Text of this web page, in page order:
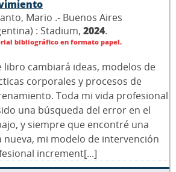
Mario .- Buenos Aires
: Stadium, 2024.
bibliográfico en formato papel.
libro cambiará ideas, modelos de
corporales y procesos de
Toda mi vida profesional
una búsqueda del error en el
y siempre que encontré una
nueva, mi modelo de intervención
increment[...]